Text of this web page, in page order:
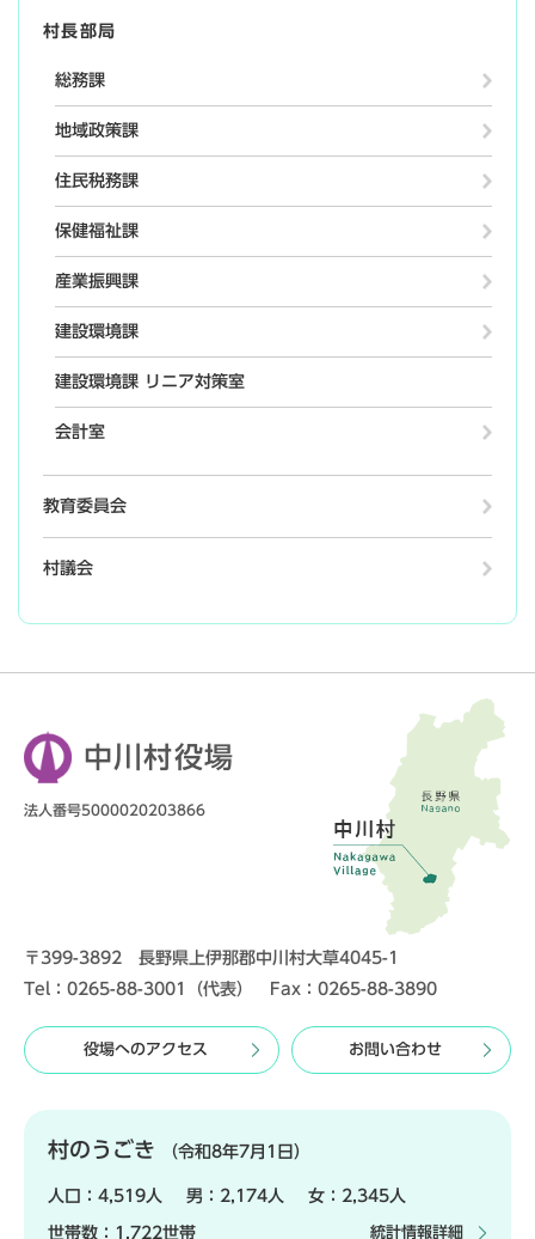
村長部局
総務課
地域政策課
住民税務課
保健福祉課
産業振興課
建設環境課
建設環境課 リニア対策室
会計室
教育委員会
村議会
中川村役場
法人番号5000020203866
〒399-3892 長野県上伊那郡中川村大草4045-1
Tel：0265-88-3001（代表） Fax：0265-88-3890
役場へのアクセス お問い合わせ
村のうごき （令和8年7月1日）
人口： 4,519人 男： 2,174人 女： 2,345人
世帯数： 1,722世帯 統計情報詳細